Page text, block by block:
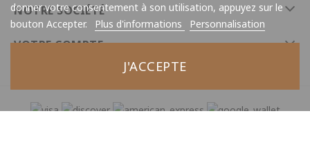
NOTRE SOCIÉTÉ
VOTRE COMPTE
donner votre consentement à son utilisation, appuyez sur le
bouton Accepter.
Plus d'informations Personnalisation
J'ACCEPTE